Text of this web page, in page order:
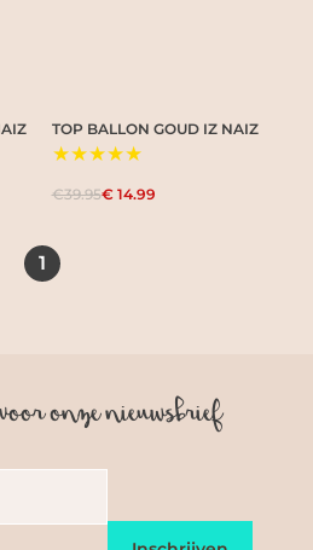
TOP BALLON GOUD IZ NAIZ
★★★★★
€39.95€ 14.99
1
onze nieuwsbrief